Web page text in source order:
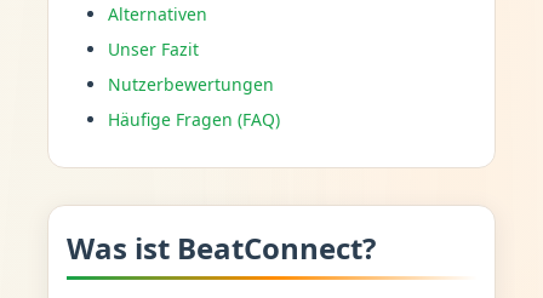
Alternativen
Unser Fazit
Nutzerbewertungen
Häufige Fragen (FAQ)
Was ist BeatConnect?